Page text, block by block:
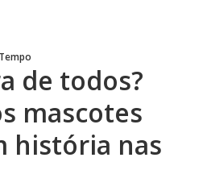
de todos?
mascotes
história nas